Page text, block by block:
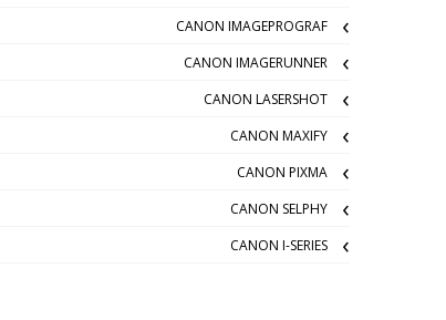
CANON IMAGEPROGRAF
CANON IMAGERUNNER
CANON LASERSHOT
CANON MAXIFY
CANON PIXMA
CANON SELPHY
CANON I-SERIES